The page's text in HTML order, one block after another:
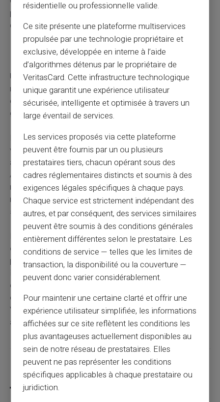
paiement. Cette organisation facilitera vos démarches
de défichage et prouvera votre bonne foi.
Éviter un nouveau fichage
Une fois votre situation connue, adoptez les bons
réflexes. Supprimez les moyens de paiement à risque
comme les chèques si vous avez des difficultés de
gestion.
Privilégiez les cartes à autorisation systématique qui
vérifient le solde avant chaque transaction. Activez les
alertes SMS pour suivre votre solde en temps réel.
Anticipez les changements réglementaires. À partir de
novembre 2026, les découverts seront soumis aux
mêmes règles que les crédits avec vérification de
solvabilité obligatoire.
Pour savoir si vous êtes fiché Banque de France,
consultez gratuitement votre dossieren agence ou
par courrier avec votre pièce d'identité. La réponse
immédiate ou sous 10 jours vous indique votre situation
exacte dans les fichiers FCC et FICP. Si vous êtes
effectivement fiché, des solutions comme les cartes
Veritas vous permettent de gérer vos finances en
attendant la régularisation.
Partager cet article
résidentielle ou professionnelle valide.
Ce site présente une plateforme multiservices
propulsée par une technologie propriétaire et
exclusive, développée en interne à l’aide
d’algorithmes détenus par le propriétaire de
VeritasCard. Cette infrastructure technologique
unique garantit une expérience utilisateur
sécurisée, intelligente et optimisée à travers un
large éventail de services.
Les services proposés via cette plateforme
peuvent être fournis par un ou plusieurs
prestataires tiers, chacun opérant sous des
cadres réglementaires distincts et soumis à des
exigences légales spécifiques à chaque pays.
Chaque service est strictement indépendant des
autres, et par conséquent, des services similaires
peuvent être soumis à des conditions générales
entièrement différentes selon le prestataire. Les
conditions de service — telles que les limites de
transaction, la disponibilité ou la couverture —
peuvent donc varier considérablement.
Pour maintenir une certaine clarté et offrir une
expérience utilisateur simplifiée, les informations
affichées sur ce site reflètent les conditions les
plus avantageuses actuellement disponibles au
sein de notre réseau de prestataires. Elles
peuvent ne pas représenter les conditions
spécifiques applicables à chaque prestataire ou
juridiction.